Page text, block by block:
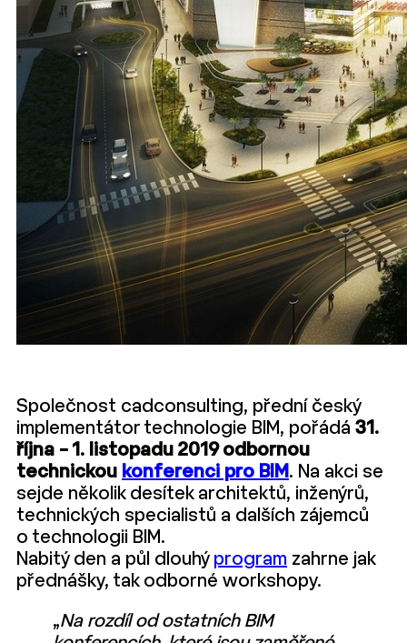
Společnost cadconsulting, přední český
implementátor technologie BIM, pořádá 31.
října – 1. listopadu 2019 odbornou
technickou konferenci pro BIM . Na akci se
sejde několik desítek architektů, inženýrů,
technických specialistů a dalších zájemců
o technologii BIM.
Nabitý den a půl dlouhý program zahrne jak
přednášky, tak odborné workshopy.
„Na rozdíl od ostatních BIM